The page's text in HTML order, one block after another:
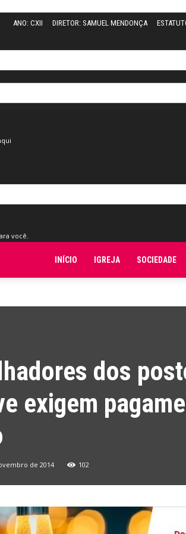
ANO: CXII DIRETOR: SAMUEL MENDONÇA
você.
INÍCIO IGREJA SOCIEDADE
dos
exigem
de 2014 102